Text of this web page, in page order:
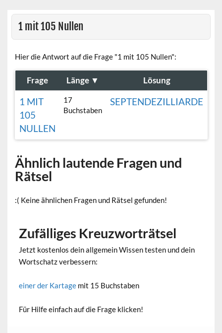
1 mit 105 Nullen
Hier die Antwort auf die Frage "1 mit 105 Nullen":
Frage Länge ▼ Lösung
1 MIT
105
NULLEN
17
Buchstaben
SEPTENDEZILLIARDE
Ähnlich lautende Fragen und
Rätsel
:( Keine ähnlichen Fragen und Rätsel gefunden!
Zufälliges Kreuzworträtsel
Jetzt kostenlos dein allgemein Wissen testen und dein
Wortschatz verbessern:
einer der Kartage mit 15 Buchstaben
Für Hilfe einfach auf die Frage klicken!